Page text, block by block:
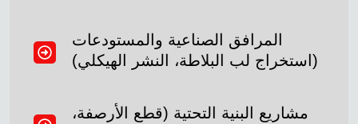
المرافق الصناعية والمستودعات
(استخراج لب البلاطة، النشر الهيكلي)
مشاريع البنية التحتية (قطع الأرصفة،